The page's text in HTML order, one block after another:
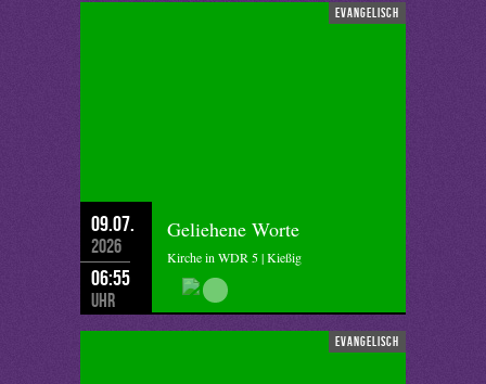
evangelisch
09.07.
2026
06:55
Uhr
Geliehene Worte
Kirche in WDR 5 | Kießig
evangelisch